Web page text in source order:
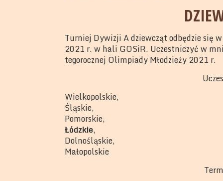
Turniej Dywizji A dziewcząt odbędzie się
2021 r. w hali GOSiR. Uczestniczyć w
tegorocznej Olimpiady Młodzieży 2021 r.
Wielkopolskie,
Śląskie,
Pomorskie,
Łódzkie,
Dolnośląskie,
Małopolskie